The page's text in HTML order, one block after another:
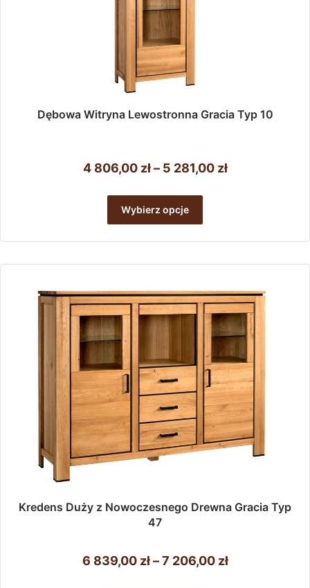
Dębowa Witryna Lewostronna Gracia Typ 10
4 806,00 zł – 5 281,00 złZakres
806,00 zł
do
281,00 zł
Wybierz opcje
ma
Opcje
wybrać
na
stronie
produktu
Kredens Duży z Nowoczesnego Drewna Gracia Typ
47
6 839,00 zł – 7 206,00 złZakres